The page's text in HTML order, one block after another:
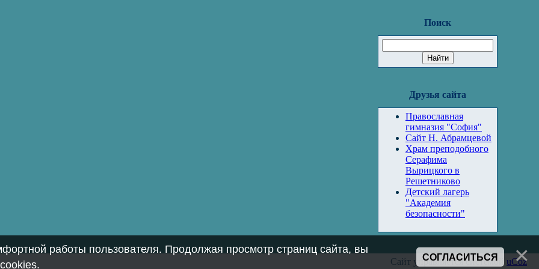
Поиск
Друзья сайта
Православная
гимназия "София"
Сайт Н. Абрамцевой
Храм преподобного
Серафима
Вырицкого в
Решетниково
Детский лагерь
"Академия
безопасности"
Сайт управляется системой uCoz
работы пользователя. Продолжая просмотр страниц сайта, вы
.
СОГЛАСИТЬСЯ